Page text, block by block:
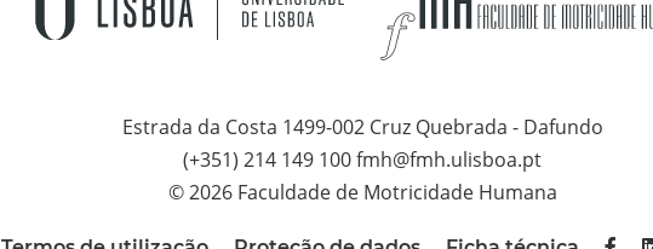
Estrada da Costa 1499-002 Cruz Quebrada - Dafundo
(+351) 214 149 100 fmh@fmh.ulisboa.pt
© 2026 Faculdade de Motricidade Humana